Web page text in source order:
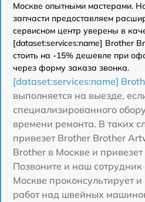
Москве опытными мастерами.
запчасти предоставляем
сервисном центр уверены в
[dataset:services:name] Brother
стоить на -15% дешевле при
через форму заказа звонка.
[dataset:services:name]
выполняется на выезде,
специализированного
времени ремонта. В таких
привезет Brother Brother
Brother в Москве и привезет
Позвоните и наш
Москве проконсультирует и
работ над швейных